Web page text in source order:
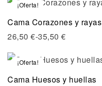
¡Oferta!
Cama Corazones y rayas
26,50 €-35,50 €
¡Oferta!
Cama Huesos y huellas